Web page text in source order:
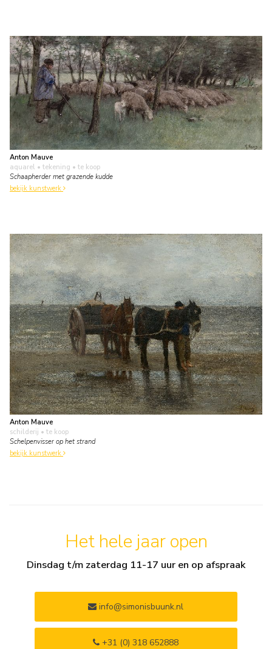
Anton Mauve
aquarel • tekening • te koop
Schaapherder met grazende kudde
bekijk kunstwerk
Anton Mauve
schilderij • te koop
Schelpenvisser op het strand
bekijk kunstwerk
Het hele jaar open
Dinsdag t/m zaterdag 11-17 uur en op afspraak
info@simonisbuunk.nl
+31 (0) 318 652888